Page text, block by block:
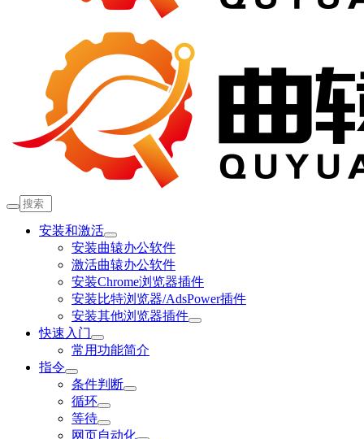
安装和激活
安装曲辕办公软件
激活曲辕办公软件
安装Chrome浏览器插件
安装比特浏览器/AdsPower插件
安装其他浏览器插件
快速入门
常用功能简介
指令
条件判断
循环
等待
网页自动化